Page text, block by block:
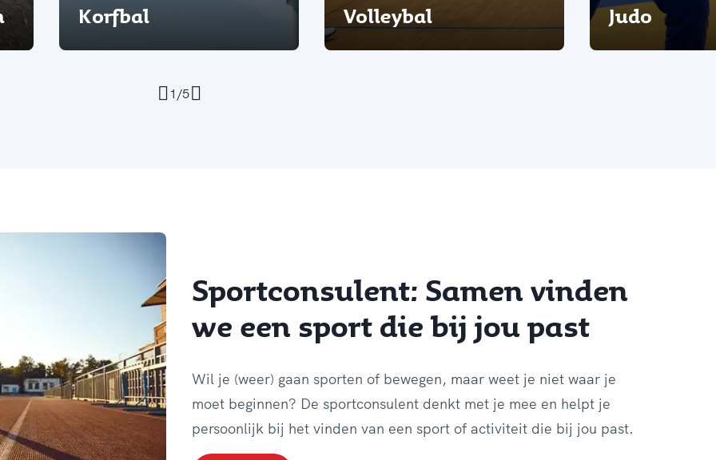
Korfbal Volleybal Judo
1/5
Sportconsulent: Samen vinden
we een sport die bij jou past
Wil je (weer) gaan sporten of bewegen, maar weet je niet waar je
moet beginnen? De sportconsulent denkt met je mee en helpt je
persoonlijk bij het vinden van een sport of activiteit die bij jou past.